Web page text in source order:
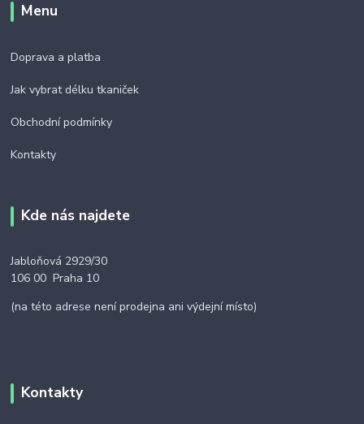
Menu
Doprava a platba
Jak vybrat délku tkaniček
Obchodní podmínky
Kontakty
Kde nás najdete
Jabloňová 2929/30
106 00 Praha 10
(na této adrese není prodejna ani výdejní místo)
Kontakty